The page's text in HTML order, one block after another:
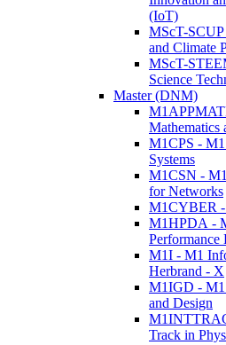
(IoT)
MScT-
and Climate
MScT-
Science
Master (DNM)
Mathematics
M1CPS -
Systems
M1CSN -
for Networks
M1CYBER -
M1HPDA -
Performance
M1I - M1
Herbrand - X
M1IGD - M1
and Design
Track in